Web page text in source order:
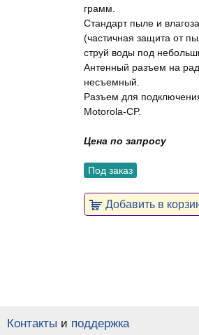
грамм.
Стандарт пыле и
(частичная защита от
струй воды под
Антенный разъем на
несъемный.
Разъем для
Motorola-CP.
Цена по запросу
Под заказ
Добавить в
Контакты и поддержка